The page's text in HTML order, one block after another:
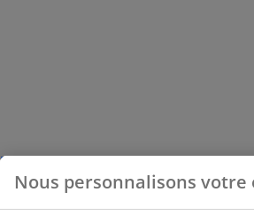
Nous personnalisons votre